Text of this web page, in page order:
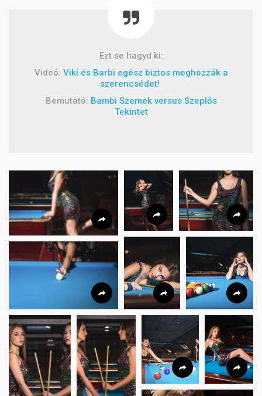
Ezt se hagyd ki:
Videó: Viki és Barbi egész biztos meghozzák a
szerencsédet!
Bemutató: Bambi Szemek versus Szeplős
Tekintet